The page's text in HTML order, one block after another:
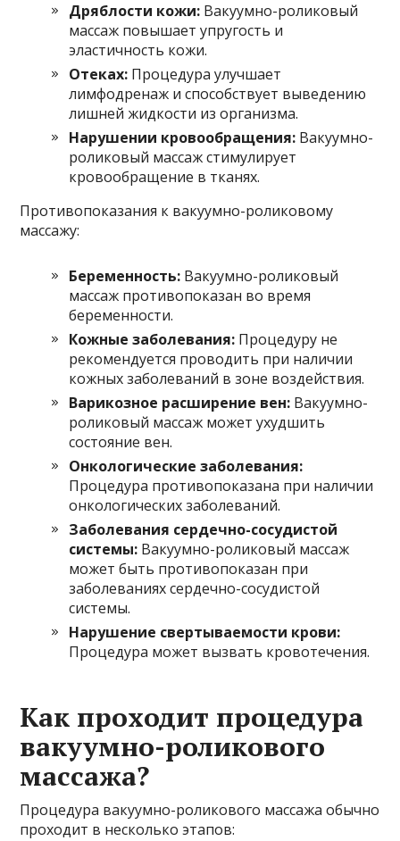
Дряблости кожи: Вакуумно-роликовый
массаж повышает упругость и
эластичность кожи.
Отеках: Процедура улучшает
лимфодренаж и способствует выведению
лишней жидкости из организма.
Нарушении кровообращения: Вакуумно-
роликовый массаж стимулирует
кровообращение в тканях.
Противопоказания к вакуумно-роликовому
массажу:
Беременность: Вакуумно-роликовый
массаж противопоказан во время
беременности.
Кожные заболевания: Процедуру не
рекомендуется проводить при наличии
кожных заболеваний в зоне воздействия.
Варикозное расширение вен: Вакуумно-
роликовый массаж может ухудшить
состояние вен.
Онкологические заболевания:
Процедура противопоказана при наличии
онкологических заболеваний.
Заболевания сердечно-сосудистой
системы: Вакуумно-роликовый массаж
может быть противопоказан при
заболеваниях сердечно-сосудистой
системы.
Нарушение свертываемости крови:
Процедура может вызвать кровотечения.
Как проходит процедура
вакуумно-роликового
массажа?
Процедура вакуумно-роликового массажа обычно
проходит в несколько этапов: